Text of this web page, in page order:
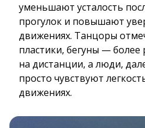
уменьшают усталость
прогулок и повышают
движениях. Танцоры
пластики, бегуны —
на дистанции, а люди,
просто чувствуют
движениях.